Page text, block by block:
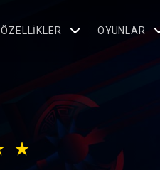
ÖZELLIKLER OYUNLAR